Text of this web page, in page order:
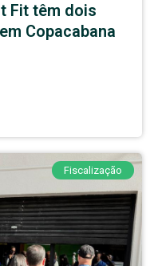
Fit têm dois
Copacabana
Fiscalização